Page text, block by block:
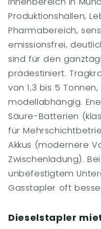
Produktionshallen,
Pharmabereich,
emissionsfrei,
sind für den
prädestiniert.
von 1,3 bis 5
modellabhängig.
Säure-Batterien
für
Akkus (modernere
Zwischenladung).
unbefestigtem
Gasstapler oft
Dieselstapler